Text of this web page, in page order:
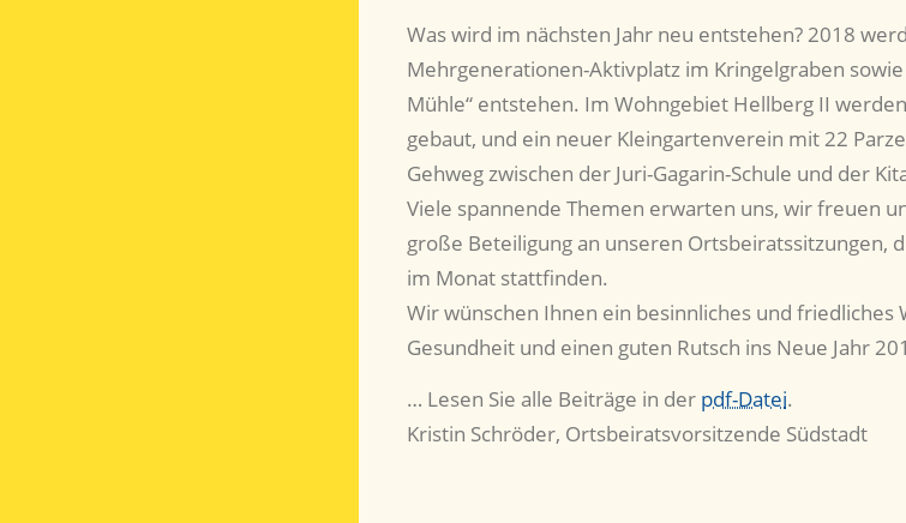
Was wird im nächsten Jahr neu entstehen? 2018
Mehrgenerationen-Aktivplatz im Kringelgraben
Mühle“ entstehen. Im Wohngebiet Hellberg II
gebaut, und ein neuer Kleingartenverein mit 22
Gehweg zwischen der Juri-Gagarin-Schule und der
Viele spannende Themen erwarten uns, wir freuen
große Beteiligung an unseren Ortsbeiratssitzungen,
im Monat stattfinden.
Wir wünschen Ihnen ein besinnliches und friedliches
Gesundheit und einen guten Rutsch ins Neue Jahr
… Lesen Sie alle Beiträge in der pdf-Datei.
Kristin Schröder, Ortsbeiratsvorsitzende Südstadt